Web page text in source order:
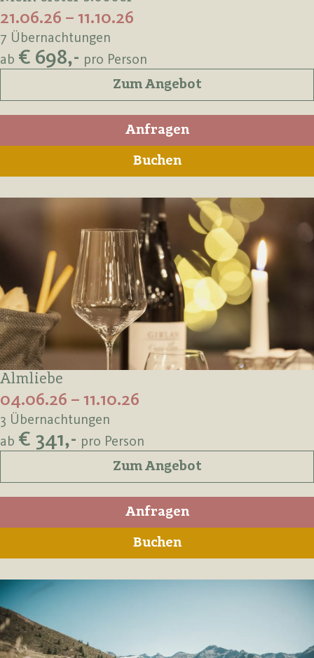
21.06.26 – 11.10.26
7 Übernachtungen
ab € 698,- pro Person
Zum Angebot
Anfragen
Buchen
Almliebe
04.06.26 – 11.10.26
3 Übernachtungen
ab € 341,- pro Person
Zum Angebot
Anfragen
Buchen